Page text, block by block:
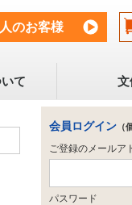
のお客様
て 文
会員ログイン （
ご登録のメールア
パスワード